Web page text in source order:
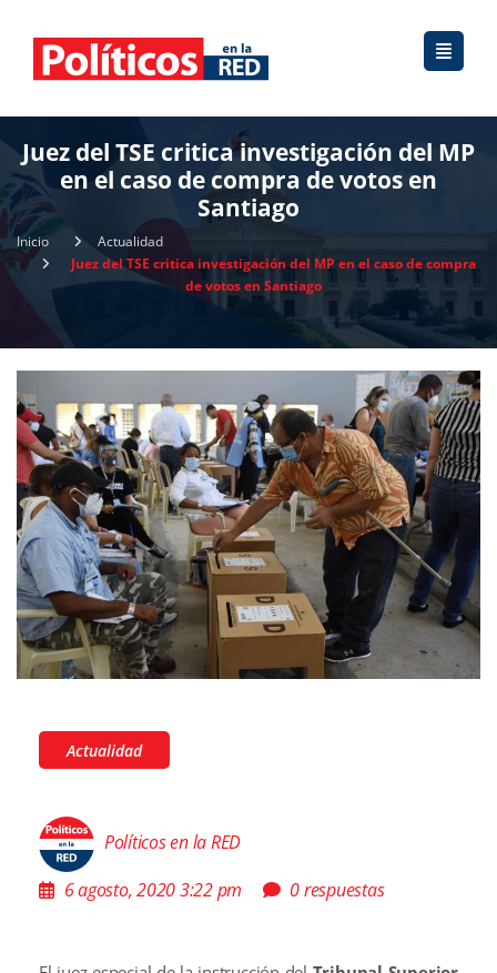
Juez del TSE critica investigación del MP
en el caso de compra de votos en
Santiago
Inicio
Actualidad
Juez del TSE critica investigación del MP en el caso de compra
de votos en Santiago
Actualidad
Políticos en la RED
6 agosto, 2020 3:22 pm
0 respuestas